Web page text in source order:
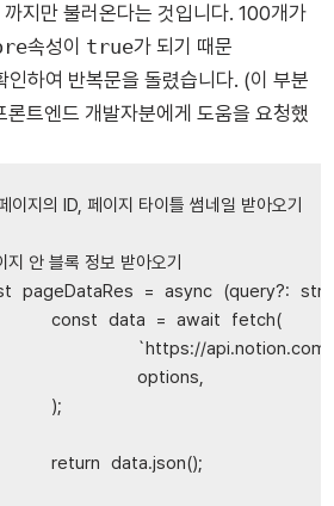
지만 불러온다는 것입니다. 100개가
속성이 true가 되기 때문
인하여 반복문을 돌렸습니다. (이 부분
론트엔드 개발자분에게 도움을 요청했
이지의 ID, 페이지 타이틀 썸네일 받아오기
지 안 블록 정보 받아오기
pageDataRes = async (query?:
const data = await fetch(
`https://
options,
);
return data.json();